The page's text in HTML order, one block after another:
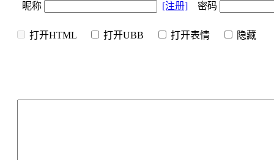
昵称 [注册] 密码
打开HTML 打开UBB 打开表情 隐